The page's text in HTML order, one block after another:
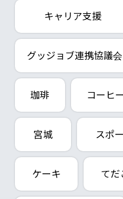
キャリア支援
グッジョブ連携協議会
珈琲 コーヒー
宮城 スポ
ケーキ てだ